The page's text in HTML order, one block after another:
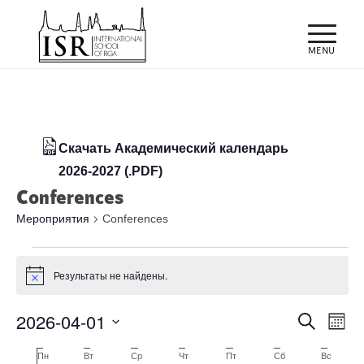
Скачать Академический календарь
2026-2027 (.PDF)
Conferences
Мероприятия Conferences
Мероприятия
ЗаметкаРезультаты не найдены.
Поиск
Поиск
2026-04-01
Выбрать
ПнПонедельник
ВтВторник Ср ЧтЧетверг Пт СбСуббота Вс